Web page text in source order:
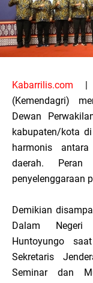
Kabarrilis.com
(Kemendagri)
Dewan
kabupaten/kota
harmonis
daerah.
penyelenggaraan
Demikian
Dalam Negeri
Huntoyungo
Sekretaris
Seminar dan